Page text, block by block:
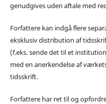
genudgives uden aftale med
Forfattere kan indgå flere
eksklusiv distribution af
(f.eks. sende det til et
med en anerkendelse af
tidsskrift.
Forfattere har ret til og